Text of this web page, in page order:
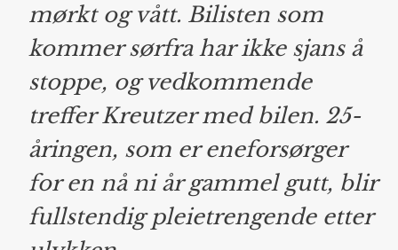
mørkt og vått. Bilisten som
kommer sørfra har ikke sjans å
stoppe, og vedkommende
treffer Kreutzer med bilen. 25-
åringen, som er eneforsørger
for en nå ni år gammel gutt, blir
fullstendig pleietrengende etter